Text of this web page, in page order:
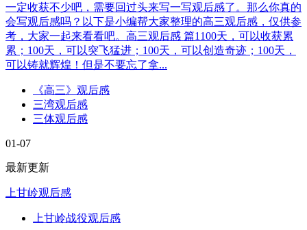
一定收获不少吧，需要回过头来写一写观后感了。那么你真的
会写观后感吗？以下是小编帮大家整理的高三观后感，仅供参
考，大家一起来看看吧。高三观后感 篇1100天，可以收获累
累；100天，可以突飞猛进；100天，可以创造奇迹；100天，
可以铸就辉煌！但是不要忘了拿...
《高三》观后感
三湾观后感
三体观后感
01-07
最新更新
上甘岭观后感
上甘岭战役观后感